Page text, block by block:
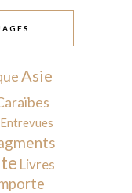
Asie
Entrevues
Livres